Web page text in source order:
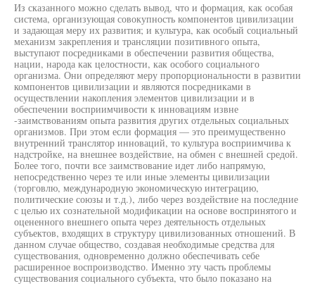
Из сказанного можно сделать вывод, что и формация, как особая
система, организующая совокупность компонентов цивилизации
и задающая меру их развития; и культура, как особый социальный
механизм закрепления и трансляции позитивного опыта,
выступают посредниками в обеспечении развития общества,
нации, народа как целостности, как особого социального
организма. Они определяют меру пропорциональности в развитии
компонентов цивилизации и являются посредниками в
осуществлении накопления элементов цивилизации и в
обеспечении восприимчивости к инновациям извне
-заимствованиям опыта развития других отдельных социальных
организмов. При этом если формация — это преимущественно
внутренний транслятор инноваций, то культура восприимчива к
надстройке, на внешнее воздействие, на обмен с внешней средой.
Более того, почти все заимствование идет либо напрямую,
непосредственно через те или иные элементы цивилизации
(торговлю, международную экономическую интеграцию,
политические союзы и т.д.), либо через воздействие на последние
с целью их сознательной модификации на основе воспринятого и
оцененного внешнего опыта через деятельность отдельных
субъектов, входящих в структуру цивилизованных отношений. В
данном случае общество, создавая необходимые средства для
существования, одновременно должно обеспечивать себе
расширенное воспроизводство. Именно эту часть проблемы
существования социального субъекта, что было показано на